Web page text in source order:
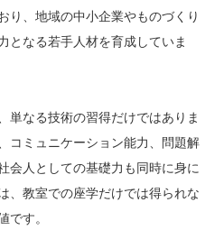
り、地域の中小企業やものづくり
となる若手人材を育成していま
単なる技術の習得だけではありま
コミュニケーション能力、問題解
会人としての基礎力も同時に身に
、教室での座学だけでは得られな
です。